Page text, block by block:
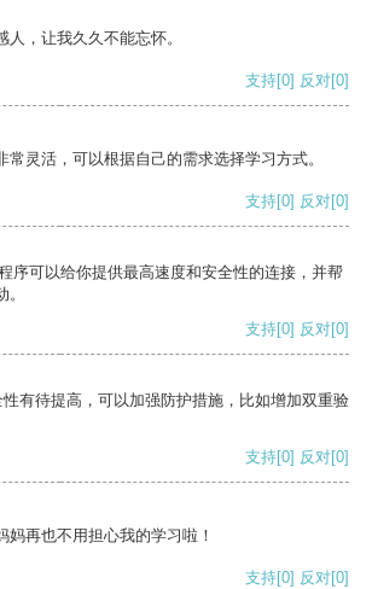
，让我久久不能忘怀。
支持[0] 反对[0]
常灵活，可以根据自己的需求选择学习方式。
支持[0] 反对[0]
序可以给你提供最高速度和安全性的连接，并帮
支持[0] 反对[0]
有待提高，可以加强防护措施，比如增加双重验
支持[0] 反对[0]
妈再也不用担心我的学习啦！
支持[0] 反对[0]